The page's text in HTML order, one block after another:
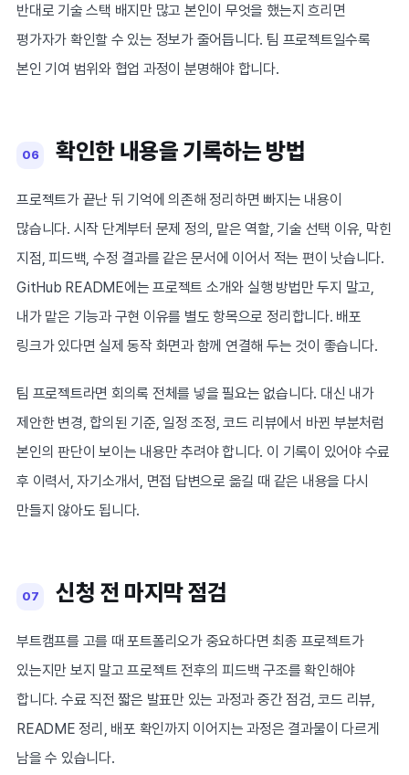
반대로 기술 스택 배지만 많고 본인이 무엇을 했는지 흐리면
평가자가 확인할 수 있는 정보가 줄어듭니다. 팀 프로젝트일수록
본인 기여 범위와 협업 과정이 분명해야 합니다.
06 확인한 내용을 기록하는 방법
프로젝트가 끝난 뒤 기억에 의존해 정리하면 빠지는 내용이
많습니다. 시작 단계부터 문제 정의, 맡은 역할, 기술 선택 이유, 막힌
지점, 피드백, 수정 결과를 같은 문서에 이어서 적는 편이 낫습니다.
GitHub README에는 프로젝트 소개와 실행 방법만 두지 말고,
내가 맡은 기능과 구현 이유를 별도 항목으로 정리합니다. 배포
링크가 있다면 실제 동작 화면과 함께 연결해 두는 것이 좋습니다.
팀 프로젝트라면 회의록 전체를 넣을 필요는 없습니다. 대신 내가
제안한 변경, 합의된 기준, 일정 조정, 코드 리뷰에서 바뀐 부분처럼
본인의 판단이 보이는 내용만 추려야 합니다. 이 기록이 있어야 수료
후 이력서, 자기소개서, 면접 답변으로 옮길 때 같은 내용을 다시
만들지 않아도 됩니다.
07 신청 전 마지막 점검
부트캠프를 고를 때 포트폴리오가 중요하다면 최종 프로젝트가
있는지만 보지 말고 프로젝트 전후의 피드백 구조를 확인해야
합니다. 수료 직전 짧은 발표만 있는 과정과 중간 점검, 코드 리뷰,
README 정리, 배포 확인까지 이어지는 과정은 결과물이 다르게
남을 수 있습니다.